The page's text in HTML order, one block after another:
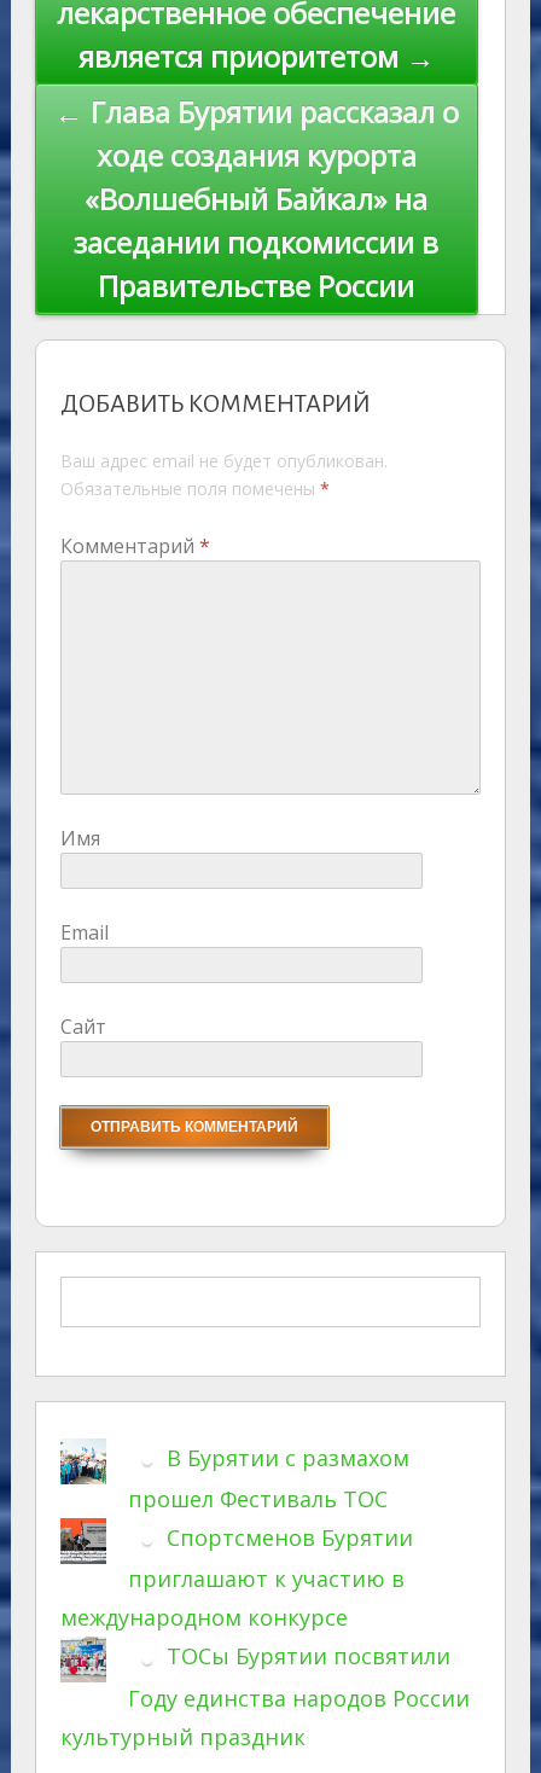
ki
записям
лекарственное обеспечение
является приоритетом →
← Глава Бурятии рассказал о
ходе создания курорта
«Волшебный Байкал» на
заседании подкомиссии в
Правительстве России
ДОБАВИТЬ КОММЕНТАРИЙ
Ваш адрес email не будет опубликован.
Обязательные поля помечены *
Комментарий *
Имя
Email
Сайт
В Бурятии с размахом
прошел Фестиваль ТОС
Спортсменов Бурятии
приглашают к участию в
международном конкурсе
ТОСы Бурятии посвятили
Году единства народов России
культурный праздник